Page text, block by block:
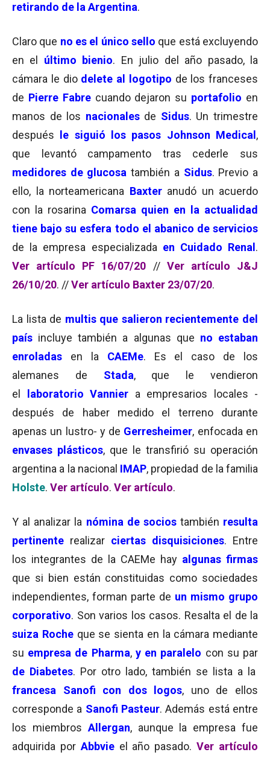
retirando de la Argentina.
Claro que no es el único sello que está excluyendo
en el último bienio. En julio del año pasado, la
cámara le dio delete al logotipo de los franceses
de Pierre Fabrecuando dejaron su portafolio en
manos de los nacionales de Sidus. Un trimestre
después
le siguió los pasos Johnson Medical ,
que levantó campamento tras cederle sus
medidores de glucosatambién a Sidus. Previo a
ello, la norteamericana Baxteranudó un acuerdo
con la rosarina Comarsa quien en la actualidad
tiene bajo su esfera todo el abanico de servicios
de la empresa especializada en Cuidado Renal .
Ver artículo PF 16/07/20 // Ver artículo J&J
26/10/20. //Ver artículo Baxter 23/07/20.
La lista de multis que salieron recientemente del
país incluye también a algunas que no estaban
enroladas
en la CAEMe. Es el caso de los
alemanes de Stada, que le vendieron
el
laboratorio Vannier a empresarios locales -
después de haber medido el terreno durante
apenas un lustro- y de Gerresheimer, enfocada en
envases plásticos, que le transfirió su operación
argentina a la nacional IMAP, propiedad de la familia
Holste. Ver artículo. Ver artículo.
Y al analizar la nómina de sociostambién resulta
pertinente realizar ciertas disquisiciones. Entre
los integrantes de la CAEMe hay algunas firmas
que si bien están constituidas como sociedades
independientes, forman parte de un mismo grupo
corporativo. Son varios los casos. Resalta el de la
suiza Roche que se sienta en la cámara mediante
su empresa de Pharma,y en paralelo con su par
de Diabetes. Por otro lado, también se lista a la
francesa Sanofi
con dos logos, uno de ellos
corresponde a Sanofi Pasteur. Además está entre
los miembros Allergan, aunque la empresa fue
adquirida por Abbvie el año pasado.Ver artículo